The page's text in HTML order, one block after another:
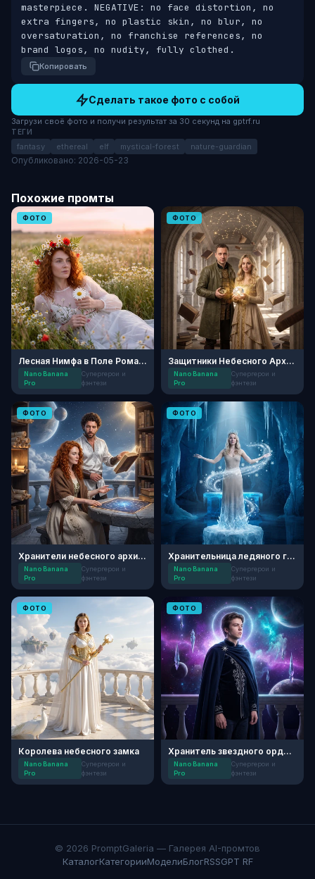
masterpiece. NEGATIVE: no face distortion, no
extra fingers, no plastic skin, no blur, no
oversaturation, no franchise references, no
brand logos, no nudity, fully clothed.
Копировать
Сделать такое фото с собой
Загрузи своё фото и получи результат за 30 секунд на gptrf.ru
ТЕГИ
fantasy ethereal elf mystical-forest nature-guardian
Опубликовано: 2026-05-23
Похожие промты
ФОТО
Лесная Нимфа в Поле Ромашек
Nano Banana
Pro
Супергерои и
фэнтези
ФОТО
Защитники Небесного Архива
Nano Banana
Pro
Супергерои и
фэнтези
ФОТО
Хранители небесного архива
Nano Banana
Pro
Супергерои и
фэнтези
ФОТО
Хранительница ледяного грота
Nano Banana
Pro
Супергерои и
фэнтези
ФОТО
Королева небесного замка
Nano Banana
Pro
Супергерои и
фэнтези
ФОТО
Хранитель звездного ордена
Nano Banana
Pro
Супергерои и
фэнтези
© 2026 PromptGaleria — Галерея AI-промтов
КаталогКатегорииМоделиБлогRSSGPT RF